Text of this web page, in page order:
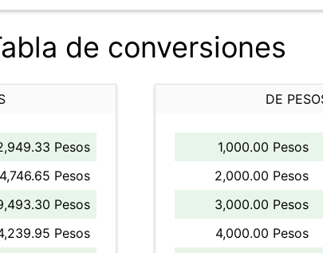
de conversiones
Pesos
Pesos
Pesos
Pesos
DE
1,000.00 Pesos
2,000.00 Pesos
3,000.00 Pesos
4,000.00 Pesos